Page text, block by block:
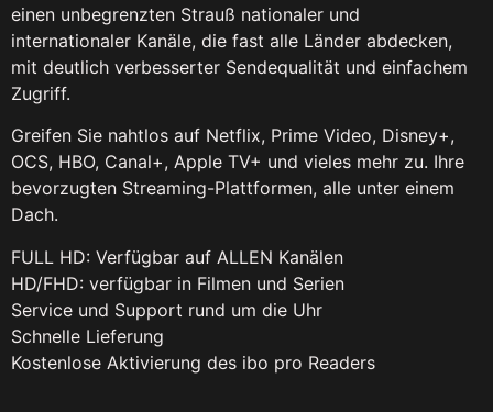
einen unbegrenzten Strauß nationaler und
internationaler Kanäle, die fast alle Länder abdecken,
mit deutlich verbesserter Sendequalität und einfachem
Zugriff.
Greifen Sie nahtlos auf Netflix, Prime Video, Disney+,
OCS, HBO, Canal+, Apple TV+ und vieles mehr zu. Ihre
bevorzugten Streaming-Plattformen, alle unter einem
Dach.
FULL HD: Verfügbar auf ALLEN Kanälen
HD/FHD: verfügbar in Filmen und Serien
Service und Support rund um die Uhr
Schnelle Lieferung
Kostenlose Aktivierung des ibo pro Readers